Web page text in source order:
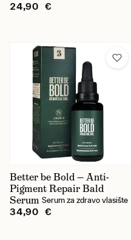
24,90 €
Better be Bold — Anti-
Pigment Repair Bald
Serum Serum za zdravo vlasište
34,90 €